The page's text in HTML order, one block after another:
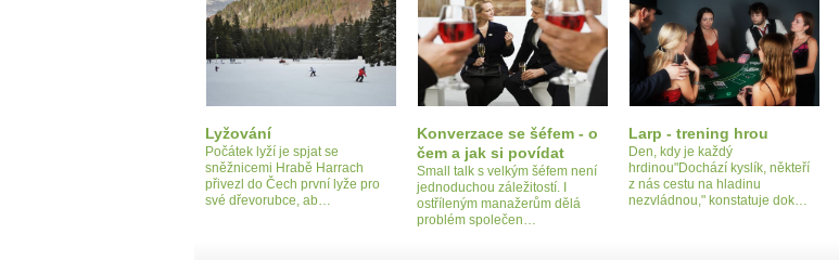
Lyžování
Počátek lyží je spjat se
sněžnicemi Hrabě Harrach
přivezl do Čech první lyže pro
své dřevorubce, ab…
Konverzace se šéfem - o
čem a jak si povídat
Small talk s velkým šéfem není
jednoduchou záležitostí. I
ostříleným manažerům dělá
problém společen…
Larp - trening hrou
Den, kdy je každý
hrdinou"Dochází kyslík, někteří
z nás cestu na hladinu
nezvládnou," konstatuje dok…